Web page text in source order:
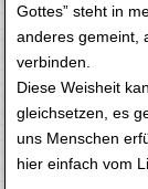
Gottes” steht in
anderes gemeint,
verbinden.
Diese Weisheit
gleichsetzen, es
uns Menschen
hier einfach vom